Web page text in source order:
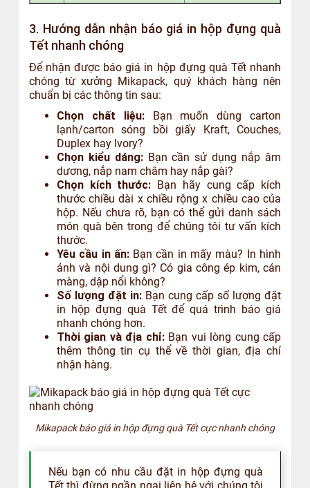
3. Hướng dẫn nhận báo giá in hộp đựng quà
Tết nhanh chóng
Để nhận được báo giá in hộp đựng quà Tết nhanh
chóng từ xưởng Mikapack, quý khách hàng nên
chuẩn bị các thông tin sau:
Chọn chất liệu: Bạn muốn dùng carton
lạnh/carton sóng bồi giấy Kraft, Couches,
Duplex hay Ivory?
Chọn kiểu dáng:Bạn cần sử dụng nắp âm
dương, nắp nam châm hay nắp gài?
Chọn kích thước: Bạn hãy cung cấp kích
thước chiều dài x chiều rộng x chiều cao của
hộp. Nếu chưa rõ, bạn có thể gửi danh sách
món quà bên trong để chúng tôi tư vấn kích
thước.
Yêu cầu in ấn: Bạn cần in mấy màu? In hình
ảnh và nội dung gì? Có gia công ép kim, cán
màng, dập nổi không?
Số lượng đặt in: Bạn cung cấp số lượng đặt
in hộp đựng quà Tết để quá trình báo giá
nhanh chóng hơn.
Thời gian và địa chỉ:Bạn vui lòng cung cấp
thêm thông tin cụ thể về thời gian, địa chỉ
nhận hàng.
Mikapack báo giá in hộp đựng quà Tết cực nhanh chóng
Nếu bạn có nhu cầu đặt in hộp đựng quà